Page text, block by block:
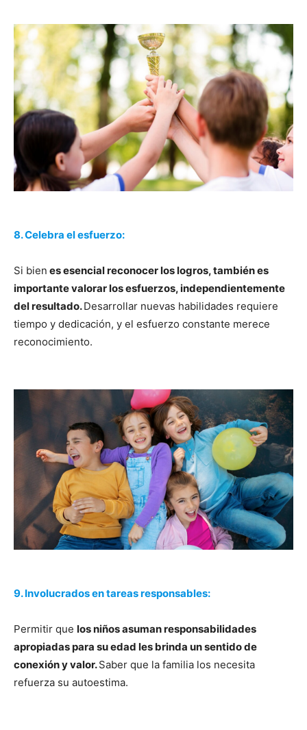
8. Celebra el esfuerzo:
Si bien es esencial reconocer los logros, también es
importante valorar los esfuerzos, independientemente
del resultado.Desarrollar nuevas habilidades requiere
tiempo y dedicación, y el esfuerzo constante merece
reconocimiento.
9. Involucrados en tareas responsables:
Permitir que los niños asuman responsabilidades
apropiadas para su edad les brinda un sentido de
conexión y valor.Saber que la familia los necesita
refuerza su autoestima.